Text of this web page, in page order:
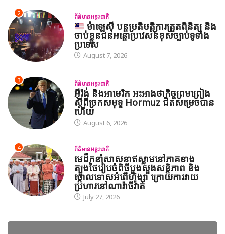
2 ព័ត៌មានអន្តរជាតិ
ម៉ាឡេស៊ី បន្តប្រតិបត្តិការត្រួតពិនិត្យ និង
ចាប់ខ្លួនជនអន្តោប្រវេសន៍ខុសច្បាប់ទូទាំង
ប្រទេស
August 7, 2026
3 ព័ត៌មានអន្តរជាតិ
អ៊ីរ៉ង់ និងអាមេរិក អះអាងថាកិច្ចព្រមព្រៀង
ស្តីពីច្រកសមុទ្ទ Hormuz ជិតសម្រេចបាន
ហើយ
August 6, 2026
4 ព័ត៌មានអន្តរជាតិ
មេដឹកនាំសាសនាឥស្លាមនៅភាគខាង
ត្បូងថៃរៀបចំពិធីបួងសួងសន្តិភាព និង
ថ្កោលទោសអំពើហិង្សា ក្រោយការវាយ
ប្រហារនៅណារ៉ាធីវ៉ាត់
July 27, 2026